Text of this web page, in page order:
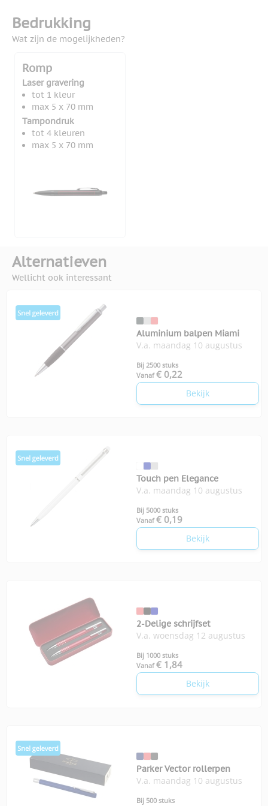
Bedrukking
Wat zijn de mogelijkheden?
Romp
Laser gravering
tot 1 kleur
max 5 x 70 mm
Tampondruk
tot 4 kleuren
max 5 x 70 mm
Alternatieven
Wellicht ook interessant
Aluminium balpen Miami
V.a. maandag 10 augustus
Bij 2500 stuks
Vanaf € 0,22
Bekijk
Touch pen Elegance
V.a. maandag 10 augustus
Bij 5000 stuks
Vanaf € 0,19
Bekijk
2-Delige schrijfset
V.a. woensdag 12 augustus
Bij 1000 stuks
Vanaf € 1,84
Bekijk
Parker Vector rollerpen
V.a. maandag 10 augustus
Bij 500 stuks